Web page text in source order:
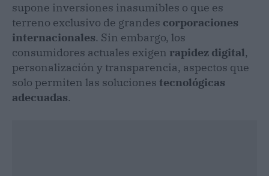
supone inversiones inasumibles o que es
terreno exclusivo de grandes corporaciones
internacionales. Sin embargo, los
consumidores actuales exigen rapidez digital,
personalización y transparencia, aspectos que
solo permiten las soluciones tecnológicas
adecuadas.